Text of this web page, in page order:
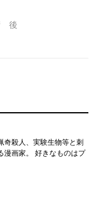
後
奇殺人、実験生物等と刺
漫画家。 好きなものはプ